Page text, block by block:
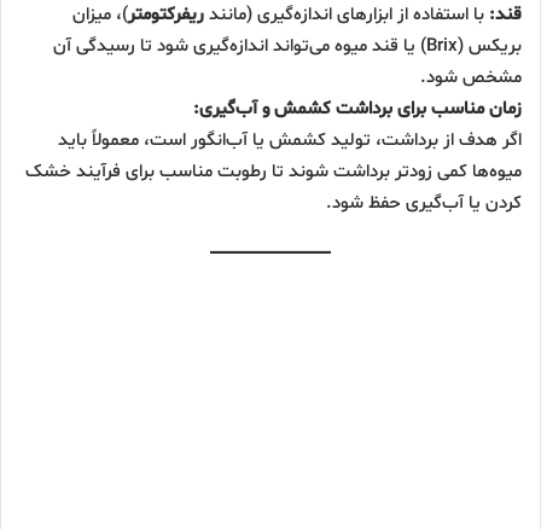
قند: با استفاده از ابزارهای اندازه‌گیری (مانندریفرکتومتر)، میزان
بریکس (Brix) یا قند میوه می‌تواند اندازه‌گیری شود تا رسیدگی آن
مشخص شود.
زمان مناسب برای برداشت کشمش و آب‌گیری:
اگر هدف از برداشت، تولید کشمش یا آب‌انگور است، معمولاً باید
میوه‌ها کمی زودتر برداشت شوند تا رطوبت مناسب برای فرآیند خشک
کردن یا آب‌گیری حفظ شود.